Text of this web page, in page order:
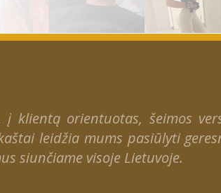
į klientą orientuotas, šeimos
leidžia mums pasiūlyti
siunčiame visoje Lietuvoje.